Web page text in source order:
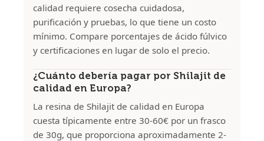
calidad requiere cosecha cuidadosa,
purificación y pruebas, lo que tiene un costo
mínimo. Compare porcentajes de ácido fúlvico
y certificaciones en lugar de solo el precio.
¿Cuánto debería pagar por Shilajit de
calidad en Europa?
La resina de Shilajit de calidad en Europa
cuesta típicamente entre 30-60€ por un frasco
de 30g, que proporciona aproximadamente 2-